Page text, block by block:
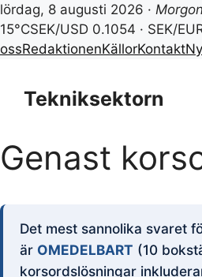
lördag, 8 augusti 2026 ·
15°CSEK/USD 0.1054 · SEK/
ossRedaktionenKällorKontakt
innehållTekniksektorn
Genast
Det mest sannolika svaret
är OMEDELBART (10
korsordslösningar